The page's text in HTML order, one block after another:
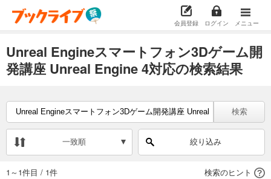
会員登録 ログイン メニュー
Unreal Engineスマートフォン3Dゲーム開
発講座 Unreal Engine 4対応の検索結果
検索
一致順 絞り込み
1～1件目 / 1件 検索のヒント